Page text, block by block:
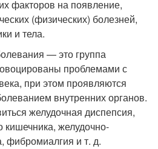
факторов на появление,
(физических) болезней,
и тела.
— это группа
проблемами с
при этом проявляются
внутренних органов.
желудочная диспепсия,
желудочно-
фибромиалгия и т. д.